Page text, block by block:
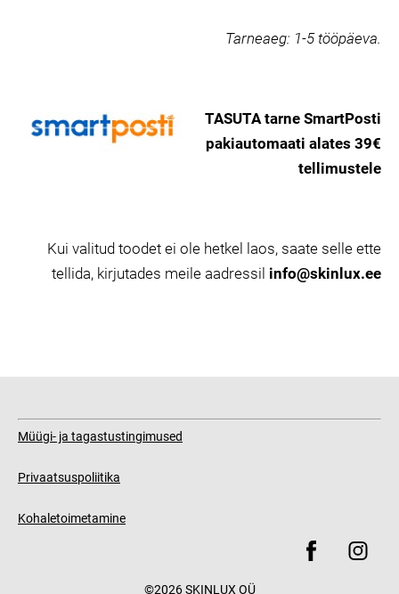
Tarneaeg: 1-5 tööpäeva.
TASUTA tarne SmartPosti
pakiautomaati alates 39€
tellimustele
Kui valitud toodet ei ole hetkel laos, saate selle ette
tellida, kirjutades meile aadressil info@skinlux.ee
Müügi- ja tagastustingimused
Privaatsuspoliitika
Kohaletoimetamine
©2026 SKINLUX OÜ